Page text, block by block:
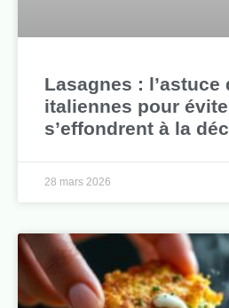
Lasagnes : l’astuce
italiennes pour
s’effondrent à la
28 mars 2026